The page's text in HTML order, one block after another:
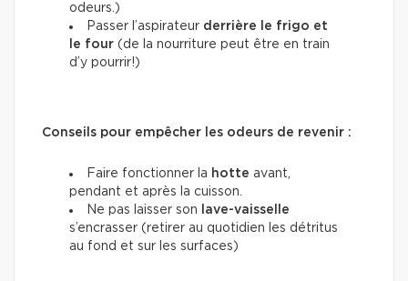
odeurs.)
Passer l’aspirateur derrière le frigo et
le four (de la nourriture peut être en train
d’y pourrir!)
Conseils pour empêcher les odeurs de revenir :
Faire fonctionner la hotte avant,
pendant et après la cuisson.
Ne pas laisser son
lave-vaisselle
s’encrasser (retirer au quotidien les détritus
au fond et sur les surfaces)